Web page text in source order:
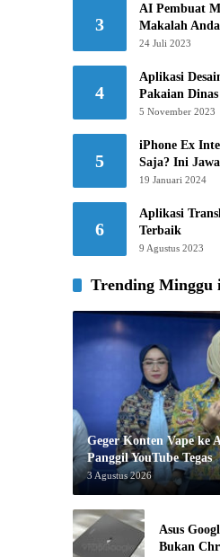
3
AI Pembuat
Makalah
24 Juli 2023
4
Aplikasi
Pakaian
5 November 2023
5
iPhone Ex
Saja? Ini
19 Januari 2024
6
Aplikasi
Terbaik
9 Agustus 2023
Trending Minggu
Geger Konten Vape ke
Panggil YouTube Tegas
3 Agustus 2026
Asus
Bukan